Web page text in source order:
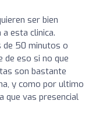
ser bien
esta clinica.
de 50 minutos o
de eso si no que
son bastante
y como por ultimo
que vas presencial